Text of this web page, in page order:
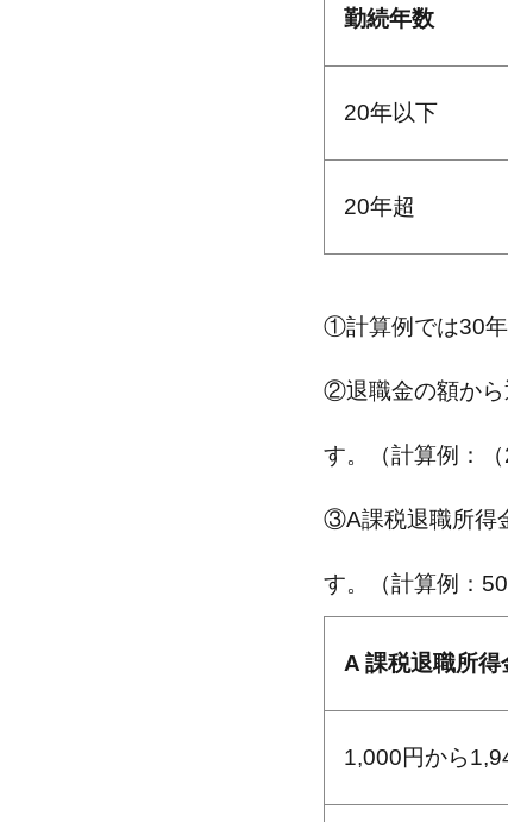
勤続年数
20年以下
20年超
①計算例では30年
②退職金の額から
す。（計算例：
③A課税退職所得
す。（計算例：
A 課税退職所得
1,000円から